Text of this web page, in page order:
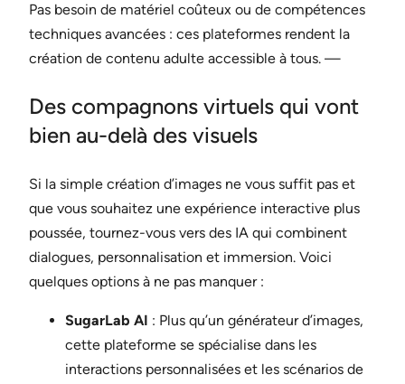
Pas besoin de matériel coûteux ou de compétences
techniques avancées : ces plateformes rendent la
création de contenu adulte accessible à tous. —
Des compagnons virtuels qui vont
bien au-delà des visuels
Si la simple création d’images ne vous suffit pas et
que vous souhaitez une expérience interactive plus
poussée, tournez-vous vers des IA qui combinent
dialogues, personnalisation et immersion. Voici
quelques options à ne pas manquer :
SugarLab AI : Plus qu’un générateur d’images,
cette plateforme se spécialise dans les
interactions personnalisées et les scénarios de